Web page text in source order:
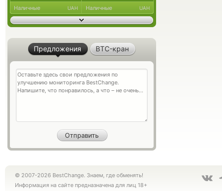
Наличные UAH Наличные UAH
Предложения BTC-кран
© 2007-2026 BestChange. Знаем, где обменять!
Информация на сайте предназначена для лиц 18+